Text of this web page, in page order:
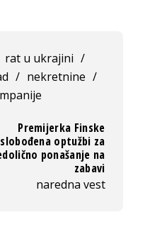
rat u ukrajini /
/ nekretnine /
Premijerka Finske
optužbi za
ponašanje na
zabavi
naredna vest